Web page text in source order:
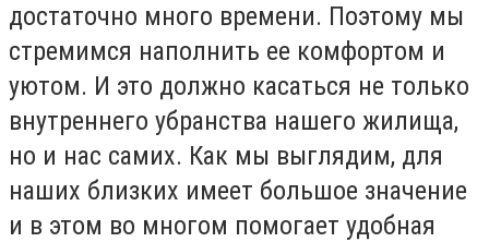
достаточно много времени. Поэтому мы
стремимся наполнить ее комфортом и
уютом. И это должно касаться не только
внутреннего убранства нашего жилища,
но и нас самих. Как мы выглядим, для
наших близких имеет большое значение
и в этом во многом помогает удобная